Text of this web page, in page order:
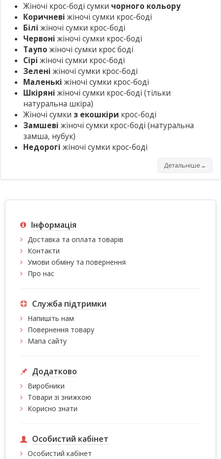
Жіночі крос-боді сумки чорного кольору
Коричневі жіночі сумки крос-боді
Білі жіночі сумки крос-боді
Червоні жіночі сумки крос-боді
Таупо жіночі сумки крос боді
Сірі жіночі сумки крос-боді
Зелені жіночі сумки крос-боді
Маленькі жіночі сумки крос-боді
Шкіряні жіночі сумки крос-боді (тільки
натуральна шкіра)
Жіночі сумки з екошкіри крос-боді
Замшеві жіночі сумки крос-боді (натуральна
замша, нубук)
Недорогі жіночі сумки крос-боді
Детальніше→
Інформація
Доставка та оплата товарів
Контакти
Умови обміну та повернення
Про нас
Служба підтримки
Напишіть нам
Повернення товару
Мапа сайту
Додатково
Виробники
Товари зі знижкою
Корисно знати
Особистий кабінет
Особистий кабінет